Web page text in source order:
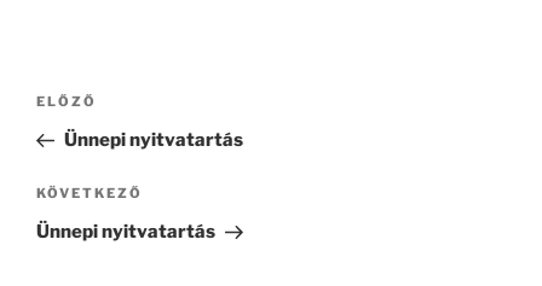
Bejegyzés
navigáció
Korábbi
bejegyzés
ELŐZŐ
Ünnepi nyitvatartás
Következő
bejegyzés
KÖVETKEZŐ
Ünnepi nyitvatartás